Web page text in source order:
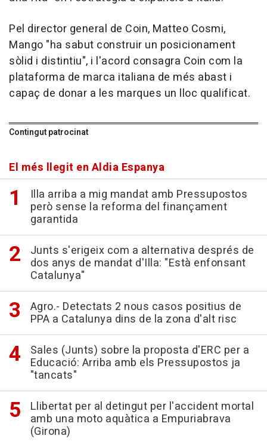
Pel director general de Coin, Matteo Cosmi,
Mango "ha sabut construir un posicionament
sòlid i distintiu", i l'acord consagra Coin com la
plataforma de marca italiana de més abast i
capaç de donar a les marques un lloc qualificat.
Contingut patrocinat
El més llegit en Aldia Espanya
Illa arriba a mig mandat amb Pressupostos
però sense la reforma del finançament
garantida
Junts s'erigeix com a alternativa després de
dos anys de mandat d'Illa: "Està enfonsant
Catalunya"
Agro.- Detectats 2 nous casos positius de
PPA a Catalunya dins de la zona d'alt risc
Sales (Junts) sobre la proposta d'ERC per a
Educació: Arriba amb els Pressupostos ja
"tancats"
Llibertat per al detingut per l'accident mortal
amb una moto aquàtica a Empuriabrava
(Girona)